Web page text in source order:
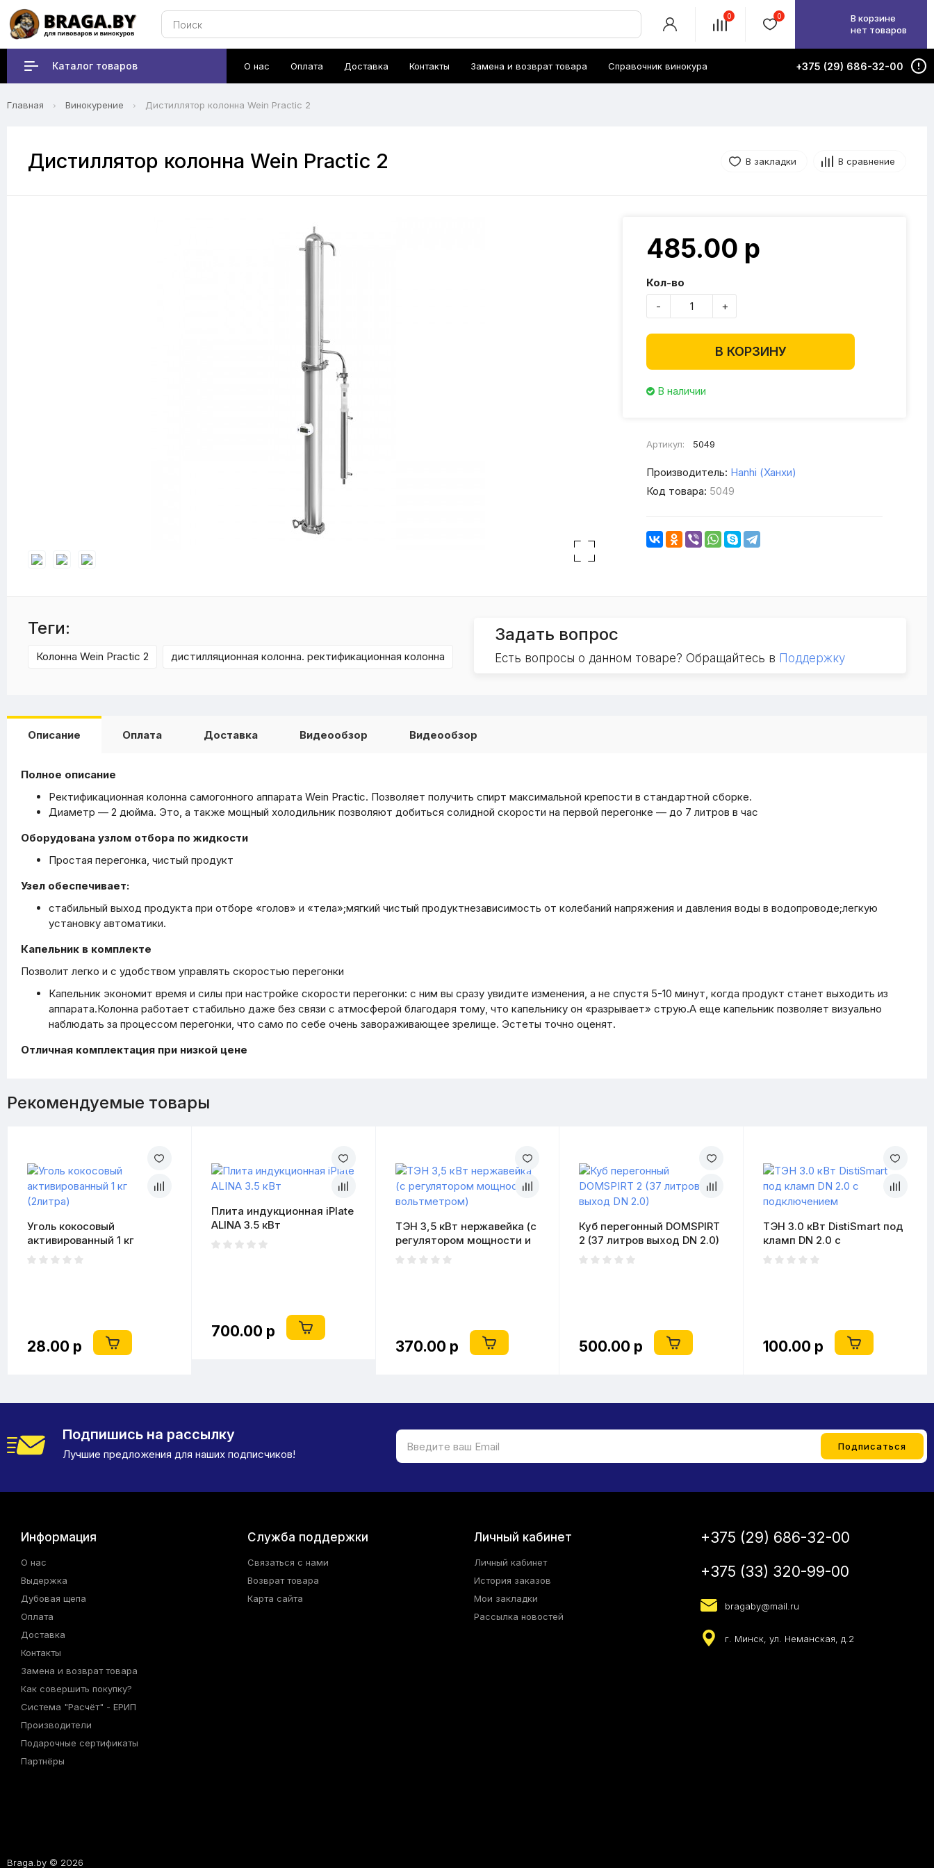
0 0
В корзине
нет товаров
Каталог товаров О нас Оплата Доставка Контакты Замена и возврат товара Справочник винокура +375 (29) 686-32-00
Главная Винокурение Дистиллятор колонна Wein Practic 2
Дистиллятор колонна Wein Practic 2 В закладки В сравнение
485.00 р
Кол-во
-
+
В КОРЗИНУ
В наличии
Артикул: 5049
Производитель: Hanhi (Ханхи)
Код товара: 5049
Теги:
Колонна Wein Practic 2 дистилляционная колонна. ректификационная колонна
Задать вопрос
Есть вопросы о данном товаре? Обращайтесь в Поддержку
Описание Оплата Доставка Видеообзор Видеообзор
Полное описание
Ректификационная колонна самогонного аппарата Wein Practic. Позволяет получить спирт максимальной крепости в стандартной сборке.
Диаметр — 2 дюйма. Это, а также мощный холодильник позволяют добиться солидной скорости на первой перегонке — до 7 литров в час
Оборудована узлом отбора по жидкости
Простая перегонка, чистый продукт
Узел обеспечивает:
стабильный выход продукта при отборе «голов» и «тела»;мягкий чистый продуктнезависимость от колебаний напряжения и давления воды в водопроводе;легкую
установку автоматики.
Капельник в комплекте
Позволит легко и с удобством управлять скоростью перегонки
Капельник экономит время и силы при настройке скорости перегонки: с ним вы сразу увидите изменения, а не спустя 5-10 минут, когда продукт станет выходить из
аппарата.Колонна работает стабильно даже без связи с атмосферой благодаря тому, что капельнику он «разрывает» струю.А еще капельник позволяет визуально
наблюдать за процессом перегонки, что само по себе очень завораживающее зрелище. Эстеты точно оценят.
Отличная комплектация при низкой цене
Рекомендуемые товары
Уголь кокосовый
активированный 1 кг
(2литра)
28.00 р
Плита индукционная iPlate
ALINA 3.5 кВт
700.00 р
ТЭН 3,5 кВт нержавейка (с
регулятором мощности и
вольтметром)
370.00 р
Куб перегонный DOMSPIRT
2 (37 литров выход DN 2.0)
500.00 р
ТЭН 3.0 кВт DistiSmart под
кламп DN 2.0 с
подключением
100.00 р
Подпишись на рассылку
Лучшие предложения для наших подписчиков!
Информация
О нас
Выдержка
Дубовая щепа
Оплата
Доставка
Контакты
Замена и возврат товара
Как совершить покупку?
Система "Расчёт" - ЕРИП
Производители
Подарочные сертификаты
Партнёры
Служба поддержки
Связаться с нами
Возврат товара
Карта сайта
Личный кабинет
Личный кабинет
История заказов
Мои закладки
Рассылка новостей
+375 (29) 686-32-00
+375 (33) 320-99-00
bragaby@mail.ru
г. Минск, ул. Неманская, д.2
Braga.by © 2026